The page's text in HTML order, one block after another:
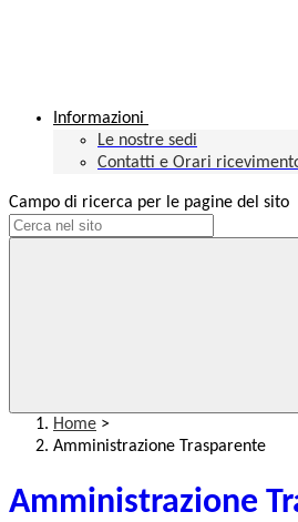
Informazioni
Le nostre sedi
Contatti e Orari
Campo di ricerca per le pagine del sito
Home >
Amministrazione Trasparente
Amministrazione